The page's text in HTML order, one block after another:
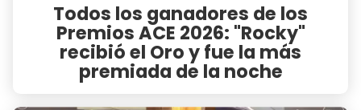
Todos los ganadores de los
Premios ACE 2026: "Rocky"
recibió el Oro y fue la más
premiada de la noche